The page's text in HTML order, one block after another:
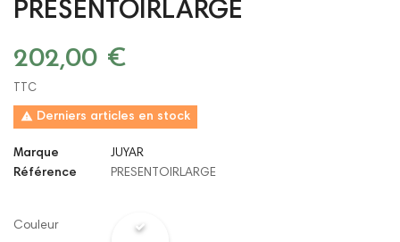
PRESENTOIRLARGE
202,00 €
TTC
 Derniers articles en stock
Marque
JUYAR
Référence
PRESENTOIRLARGE
Couleur